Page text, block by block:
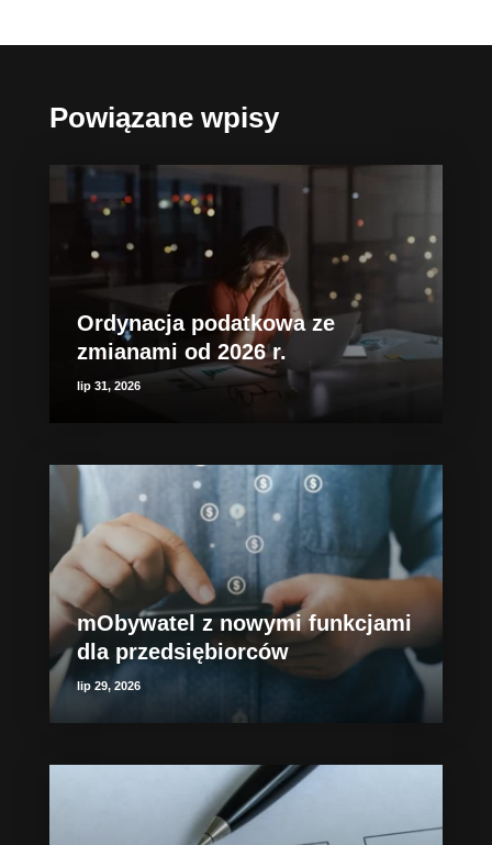
Powiązane wpisy
Ordynacja podatkowa ze
zmianami od 2026 r.
lip 31, 2026
mObywatel z nowymi funkcjami
dla przedsiębiorców
lip 29, 2026